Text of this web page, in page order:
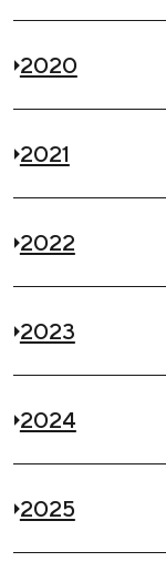
2020
2021
2022
2023
2024
2025